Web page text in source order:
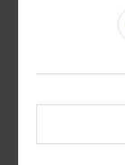
לכוחות